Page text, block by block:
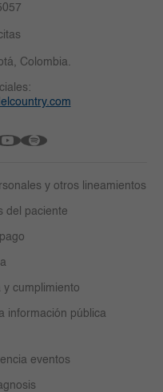
Colombia.
y otros lineamientos
del paciente
y cumplimiento
información pública
eventos